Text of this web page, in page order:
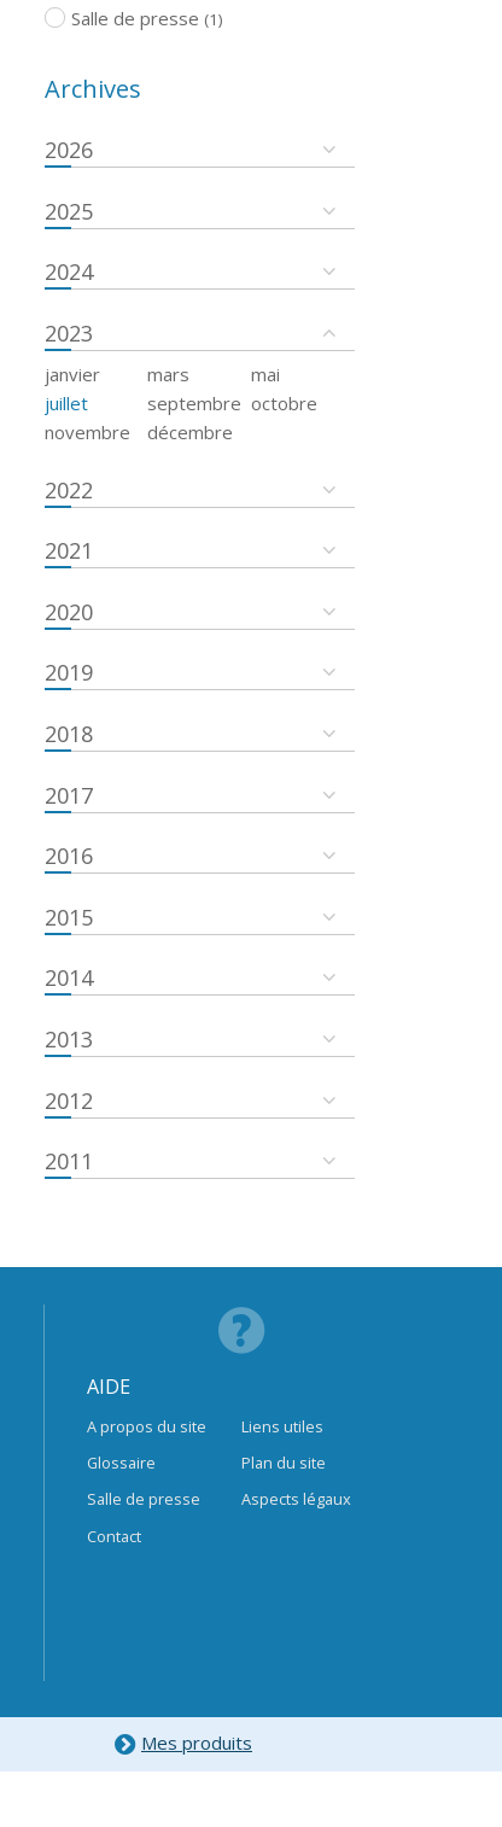
Salle de presse (1)
Archives
2026
2025
2024
2023
janvier mars
mai
juillet
septembre octobre
novembre
décembre
2022
2021
2020
2019
2018
2017
2016
2015
2014
2013
2012
2011
AIDE
A propos du site
Glossaire
Salle de presse
Contact
Liens utiles
Plan du site
Aspects légaux
Mes produits